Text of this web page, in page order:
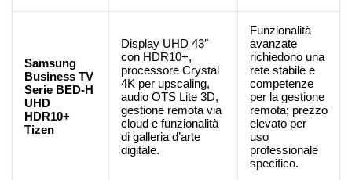
Samsung
Business TV
Serie BED-H
UHD
HDR10+
Tizen
Display UHD 43″
con HDR10+,
processore Crystal
4K per upscaling,
audio OTS Lite 3D,
gestione remota via
cloud e funzionalità
di galleria d’arte
digitale.
Funzionalità
avanzate
richiedono una
rete stabile e
competenze
per la gestione
remota; prezzo
elevato per
uso
professionale
specifico.